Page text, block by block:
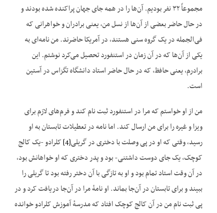
مجموعاً ۳۲ نفر بودیم. آن‌ها را در همه جای جهان پراکنده شده بودند و
در حال حاضر بعضی از آن‌ها از نسل من، یعنی برادران و خواهرانی که
فی‌الجمله در یک گروه سنی هستند، در آمریکا حاضرند. من نامه‌ای به
یکی از آن‌ها که در آن زمان در استنفورد تحصیل می‌کرد نوشتم. این
برادرم، یعنی حافظ، که در حال حاضر استاد دانشگاه تگزاس در آستین
است.
من از او خواستم که مرا در استنفورد ثبت نام کند و فرم‌های لازم برای
ویزا و غیره را برای من ارسال کند. اما نامه در تعطیلات تابستان به او
رسید، وقتی که او در پی وصلت با دختری در گریلی[4]
کلرادو -یک کالج
کوچک، یک جای دوست داشتنی- بود و پدر دختری که او خواهانش بود،
در آن وقت استاد تمام بود و او به تازگی با آن دختر رفته بود تا گریلی را
ببیند و برای تابستان در آن‌جا بماند. او نامهٔ مرا در آن‌جا دریافت کرد و در
پی ثبت نام من در آن کالج کوچک افتاد که مدرسهٔ آموزش کلرادو خوانده